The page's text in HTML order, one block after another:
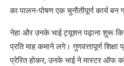
का पालन-पोषण एक चुनौतीपूर्ण कार्य बन
नेहा और उनके भाई ट्यूशन पढ़ाना शुरू
प्रति माह कमाने लगे। गुणवत्तापूर्ण
प्रेरित होकर,उनके भाई ने मास्टर ऑफ